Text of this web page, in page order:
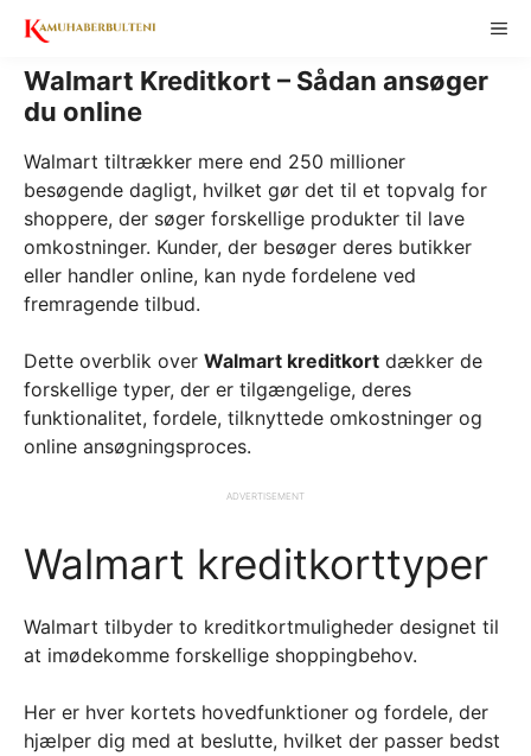
Skip
content
Walmart Kreditkort – Sådan ansøger
du online
Walmart tiltrækker mere end 250 millioner
besøgende dagligt, hvilket gør det til et topvalg for
shoppere, der søger forskellige produkter til lave
omkostninger. Kunder, der besøger deres butikker
eller handler online, kan nyde fordelene ved
fremragende tilbud.
Dette overblik over Walmart kreditkort dækker de
forskellige typer, der er tilgængelige, deres
funktionalitet, fordele, tilknyttede omkostninger og
online ansøgningsproces.
ADVERTISEMENT
Walmart kreditkorttyper
Walmart tilbyder to kreditkortmuligheder designet til
at imødekomme forskellige shoppingbehov.
Her er hver kortets hovedfunktioner og fordele, der
hjælper dig med at beslutte, hvilket der passer bedst